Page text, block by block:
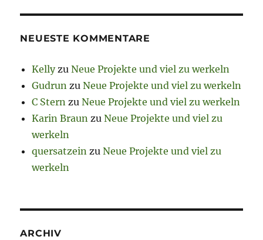
NEUESTE KOMMENTARE
KellyzuNeue Projekte und viel zu werkeln
Gudrun zuNeue Projekte und viel zu werkeln
C Stern zuNeue Projekte und viel zu werkeln
Karin Braun zuNeue Projekte und viel zu
werkeln
quersatzein zuNeue Projekte und viel zu
werkeln
ARCHIV